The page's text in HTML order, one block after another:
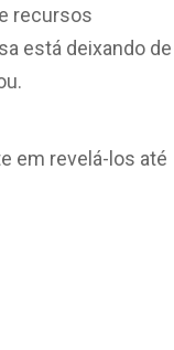
recursos
está deixando de
em revelá-los até